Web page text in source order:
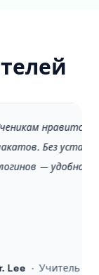
нравится для
Без установок
— удобно!"
· Учитель